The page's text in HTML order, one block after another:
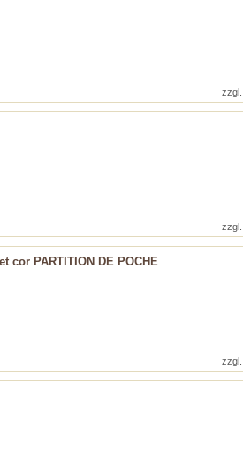
zzgl.
zzgl.
cor PARTITION DE POCHE
zzgl.